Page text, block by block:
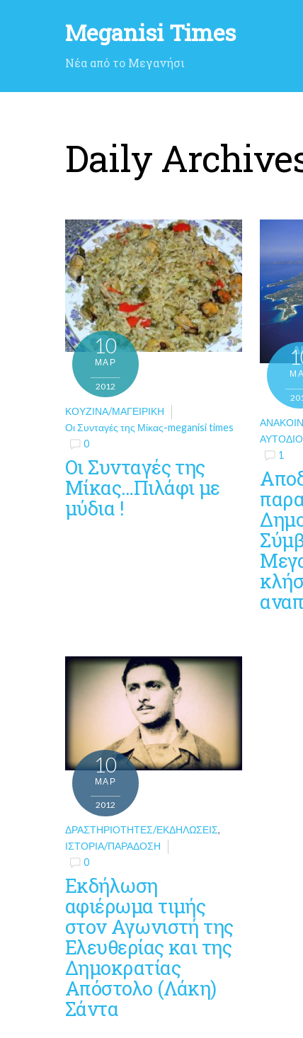
Meganisi Times
Νέα από το Μεγανήσι
Daily
10
ΜΑΡ
2012
ΚΟΥΖΊΝΑ/ΜΑΓΕΙΡΙΚΉ
Οι Συνταγές της Μίκας-meganisi times
0
Οι Συνταγές της
Μίκας…Πιλάφι με
μύδια !
1
10
ΜΑΡ
2012
ΔΡΑΣΤΗΡΙΌΤΗΤΕΣ/ΕΚΔΗΛΏΣΕΙΣ,
ΙΣΤΟΡΊΑ/ΠΑΡΆΔΟΣΗ
0
Eκδήλωση
αφιέρωμα τιμής
στον Αγωνιστή της
Ελευθερίας και της
Δημοκρατίας
Απόστολο (Λάκη)
Σάντα